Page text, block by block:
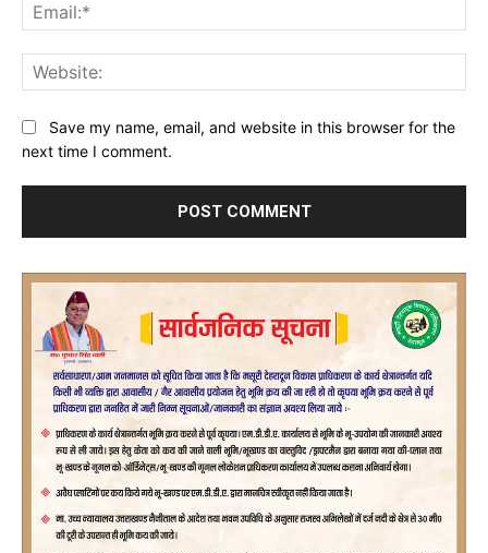
Save my name, email, and website in this browser for the
next time I comment.